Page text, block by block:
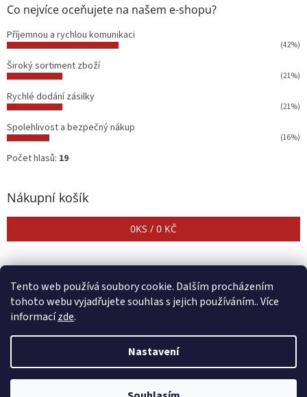
Tento web používá soubory cookie. Dalším procházením
tohoto webu vyjadřujete souhlas s jejich používáním.. Více
informacízde.
Nastavení
Co nejvíce oceňujete na našem e-shopu?
Příjemnou a rychlou komunikaci
(42%)
Široký sortiment zboží
(21%)
Rychlé dodání zásilky
(21%)
Spolehlivost a bezpečný nákup
(16%)
Počet hlasů: 19
Nákupní košík
0KS / 0 KČ
Copyright 2026CENTER SHOP. Všechna práva vyhrazena.Upravit